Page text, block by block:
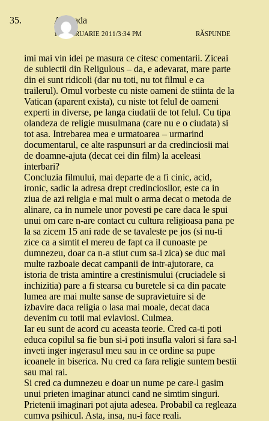
Andrada
17 FEBRUARIE 2011/3:34 PM RĂSPUNDE
imi mai vin idei pe masura ce citesc comentarii. Ziceai
de subiectii din Religulous – da, e adevarat, mare parte
din ei sunt ridicoli (dar nu toti, nu tot filmul e ca
trailerul). Omul vorbeste cu niste oameni de stiinta de la
Vatican (aparent exista), cu niste tot felul de oameni
experti in diverse, pe langa ciudatii de tot felul. Cu tipa
olandeza de religie musulmana (care nu e o ciudata) si
tot asa. Intrebarea mea e urmatoarea – urmarind
documentarul, ce alte raspunsuri ar da credinciosii mai
de doamne-ajuta (decat cei din film) la aceleasi
interbari?
Concluzia filmului, mai departe de a fi cinic, acid,
ironic, sadic la adresa drept credinciosilor, este ca in
ziua de azi religia e mai mult o arma decat o metoda de
alinare, ca in numele unor povesti pe care daca le spui
unui om care n-are contact cu cultura religioasa pana pe
la sa zicem 15 ani rade de se tavaleste pe jos (si nu-ti
zice ca a simtit el mereu de fapt ca il cunoaste pe
dumnezeu, doar ca n-a stiut cum sa-i zica) se duc mai
multe razboaie decat campanii de intr-ajutorare, ca
istoria de trista amintire a crestinismului (cruciadele si
inchizitia) pare a fi stearsa cu buretele si ca din pacate
lumea are mai multe sanse de supravietuire si de
izbavire daca religia o lasa mai moale, decat daca
devenim cu totii mai evlaviosi. Culmea.
Iar eu sunt de acord cu aceasta teorie. Cred ca-ti poti
educa copilul sa fie bun si-i poti insufla valori si fara sa-l
inveti inger ingerasul meu sau in ce ordine sa pupe
icoanele in biserica. Nu cred ca fara religie suntem bestii
sau mai rai.
Si cred ca dumnezeu e doar un nume pe care-l gasim
unui prieten imaginar atunci cand ne simtim singuri.
Prietenii imaginari pot ajuta adesea. Probabil ca regleaza
cumva psihicul. Asta, insa, nu-i face reali.